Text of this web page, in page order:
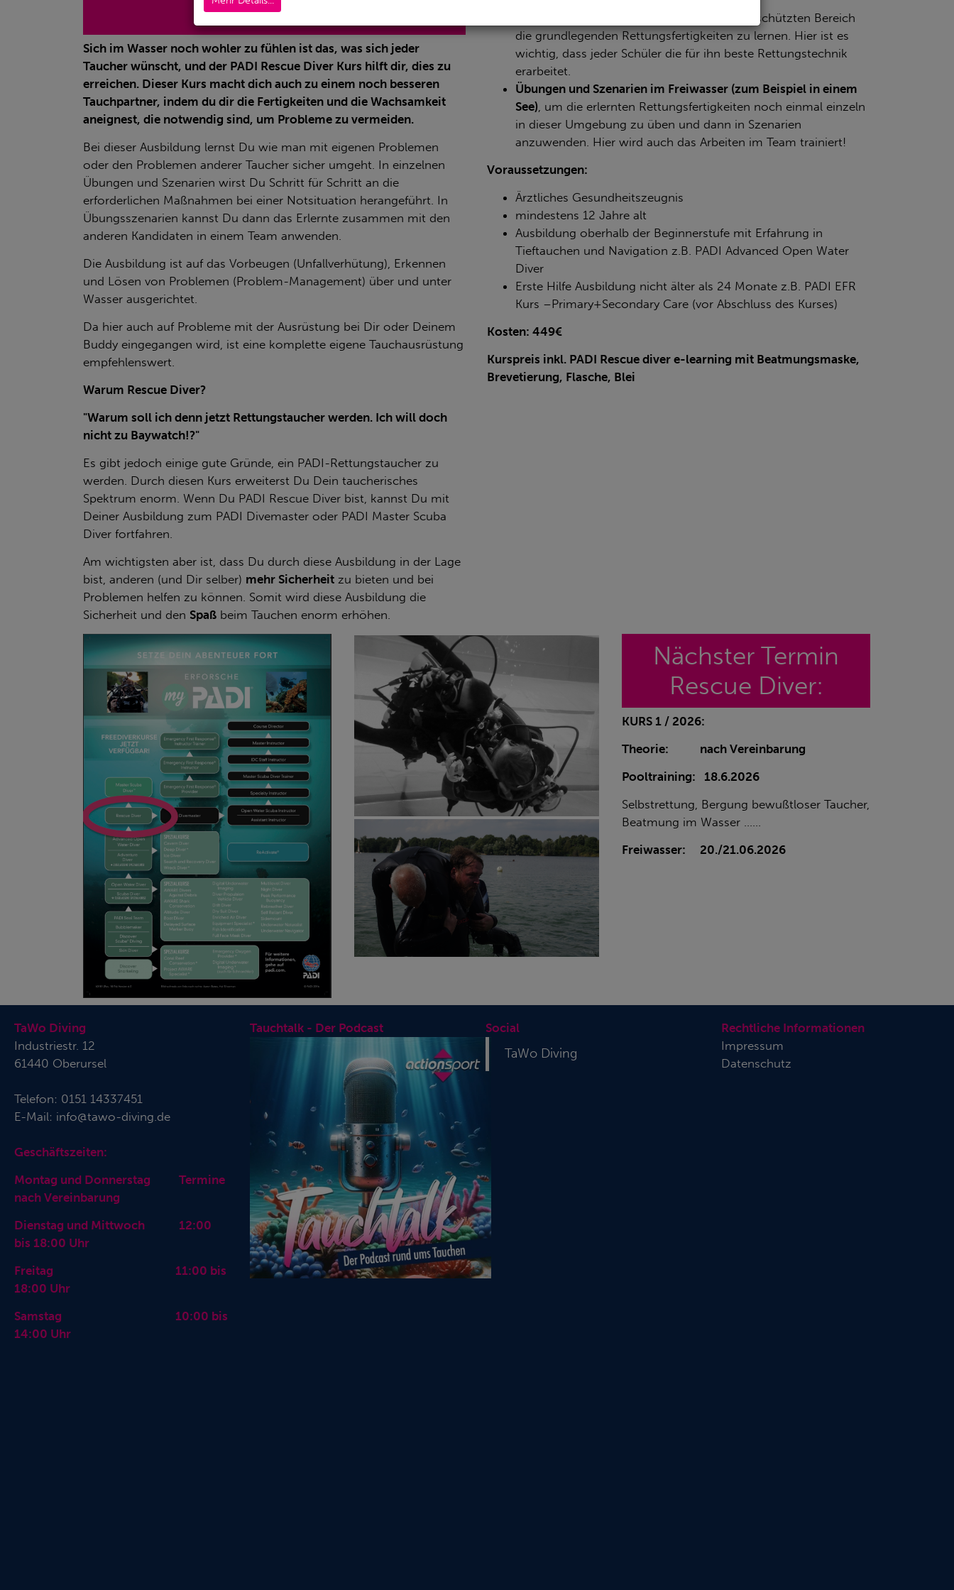
Sich im Wasser noch wohler zu fühlen ist das, was sich jeder
Taucher wünscht, und der PADI Rescue Diver Kurs hilft dir, dies zu
erreichen. Dieser Kurs macht dich auch zu einem noch besseren
Tauchpartner, indem du dir die Fertigkeiten und die Wachsamkeit
aneignest, die notwendig sind, um Probleme zu vermeiden.
Bei dieser Ausbildung lernst Du wie man mit eigenen Problemen
oder den Problemen anderer Taucher sicher umgeht. In einzelnen
Übungen und Szenarien wirst Du Schritt für Schritt an die
erforderlichen Maßnahmen bei einer Notsituation herangeführt. In
Übungsszenarien kannst Du dann das Erlernte zusammen mit den
anderen Kandidaten in einem Team anwenden.
Die Ausbildung ist auf das Vorbeugen (Unfallverhütung), Erkennen
und Lösen von Problemen (Problem-Management) über und unter
Wasser ausgerichtet.
Da hier auch auf Probleme mit der Ausrüstung bei Dir oder Deinem
Buddy eingegangen wird, ist eine komplette eigene Tauchausrüstung
empfehlenswert.
Warum Rescue Diver?
"Warum soll ich denn jetzt Rettungstaucher werden. Ich will doch
nicht zu Baywatch!?"
Es gibt jedoch einige gute Gründe, ein PADI-Rettungstaucher zu
werden. Durch diesen Kurs erweiterst Du Dein taucherisches
Spektrum enorm. Wenn Du PADI Rescue Diver bist, kannst Du mit
Deiner Ausbildung zum PADI Divemaster oder PADI Master Scuba
Diver fortfahren.
Am wichtigsten aber ist, dass Du durch diese Ausbildung in der Lage
bist, anderen (und Dir selber) mehr Sicherheit zu bieten und bei
Problemen helfen zu können. Somit wird diese Ausbildung die
Sicherheit und den Spaß beim Tauchen enorm erhöhen.
um in einem geschützten Bereich
die grundlegenden Rettungsfertigkeiten zu lernen. Hier ist es
wichtig, dass jeder Schüler die für ihn beste Rettungstechnik
erarbeitet.
Übungen und Szenarien im Freiwasser (zum Beispiel in einem
See), um die erlernten Rettungsfertigkeiten noch einmal einzeln
in dieser Umgebung zu üben und dann in Szenarien
anzuwenden. Hier wird auch das Arbeiten im Team trainiert!
Voraussetzungen:
Ärztliches Gesundheitszeugnis
mindestens 12 Jahre alt
Ausbildung oberhalb der Beginnerstufe mit Erfahrung in
Tieftauchen und Navigation z.B. PADI Advanced Open Water
Diver
Erste Hilfe Ausbildung nicht älter als 24 Monate z.B. PADI EFR
Kurs –Primary+Secondary Care (vor Abschluss des Kurses)
Kosten: 449€
Kurspreis inkl. PADI Rescue diver e-learning mit Beatmungsmaske,
Brevetierung, Flasche, Blei
Nächster Termin
Rescue Diver:
KURS 1 / 2026:
Theorie: nach Vereinbarung
Pooltraining: 18.6.2026
Selbstrettung, Bergung bewußtloser Taucher,
Beatmung im Wasser ......
Freiwasser: 20./21.06.2026
TaWo Diving
Industriestr. 12
61440 Oberursel
Telefon: 0151 14337451
E-Mail: info@tawo-diving.de
Geschäftszeiten:
Montag und Donnerstag Termine
nach Vereinbarung
Dienstag und Mittwoch 12:00
bis 18:00 Uhr
Freitag 11:00 bis
18:00 Uhr
Samstag 10:00 bis
14:00 Uhr
Tauchtalk - Der Podcast Social
TaWo Diving
Rechtliche Informationen
Impressum
Datenschutz